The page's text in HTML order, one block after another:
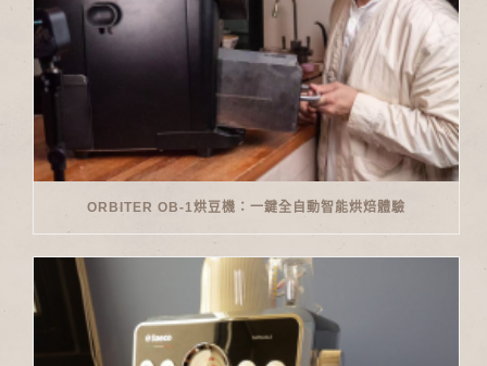
ORBITER OB-1烘豆機：一鍵全自動智能烘焙體驗